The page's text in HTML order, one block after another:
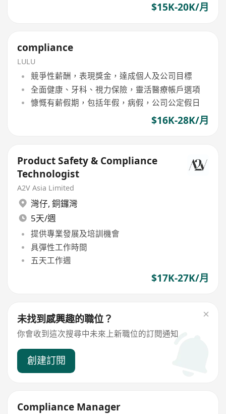
$15K-20K/月
compliance
LULU
競爭性薪酬，表現獎金，達成個人及公司目標
全面健康、牙科、視力保險，靈活醫療帳戶選項
慷慨有薪假期，包括年假，病假，公司公定假日
$16K-28K/月
Product Safety & Compliance
Technologist
A2V Asia Limited
灣仔, 銅鑼灣
5天/週
提供專業發展及培訓機會
具彈性工作時間
五天工作週
$17K-27K/月
未找到感興趣的職位？
你會收到這次搜尋中未來上新職位的訂閱通知
創建訂閱
Compliance Manager